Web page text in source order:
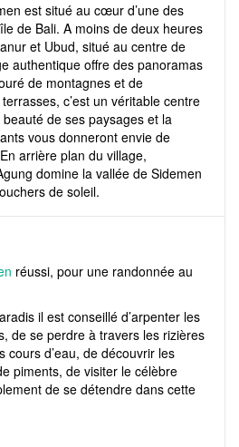
est situé au cœur d’une des
de Bali. A moins de deux heures
et Ubud, situé au centre de
authentique offre des panoramas
de montagnes et de
c’est un véritable centre
de ses paysages et la
vous donneront envie de
arrière plan du village,
domine la vallée de Sidemen
de soleil.
réussi, pour une randonnée au
il est conseillé d’arpenter les
de se perdre à travers les rizières
cours d’eau, de découvrir les
piments, de visiter le célèbre
de se détendre dans cette